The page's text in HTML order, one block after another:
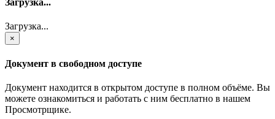
Загрузка...
Загрузка...
×
Документ в свободном доступе
Документ находится в открытом доступе в полном объёме. Вы
можете ознакомиться и работать с ним бесплатно в нашем
Просмотрщике.